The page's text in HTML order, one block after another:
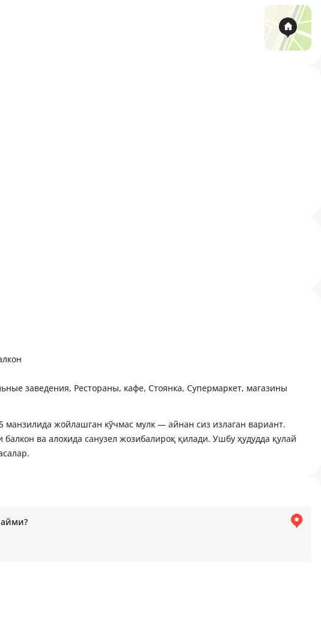
заведения, Рестораны, кафе, Стоянка, Супермаркет, магазины
манзилида жойлашган кўчмас мулк — айнан сиз излаган вариант.
ва алохида санузел жозибалироқ қилади. Ушбу ҳудудда қулай